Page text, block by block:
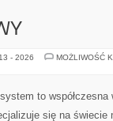
- 2026
MOŻLIWOŚĆ
to
się na świecie